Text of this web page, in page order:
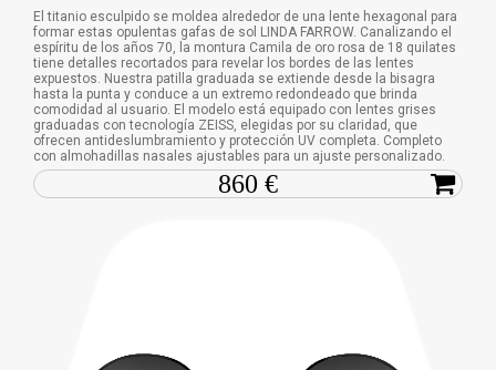
El titanio esculpido se moldea alrededor de una lente hexagonal para
formar estas opulentas gafas de sol LINDA FARROW. Canalizando el
espíritu de los años 70, la montura Camila de oro rosa de 18 quilates
tiene detalles recortados para revelar los bordes de las lentes
expuestos. Nuestra patilla graduada se extiende desde la bisagra
hasta la punta y conduce a un extremo redondeado que brinda
comodidad al usuario. El modelo está equipado con lentes grises
graduadas con tecnología ZEISS, elegidas por su claridad, que
ofrecen antideslumbramiento y protección UV completa. Completo
con almohadillas nasales ajustables para un ajuste personalizado.
860 €